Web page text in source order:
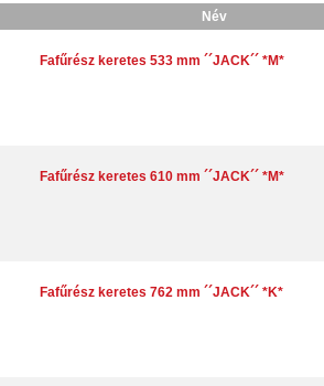
Név
Fafűrész keretes 533 mm ´´JACK´´ *M*
Fafűrész keretes 610 mm ´´JACK´´ *M*
Fafűrész keretes 762 mm ´´JACK´´ *K*